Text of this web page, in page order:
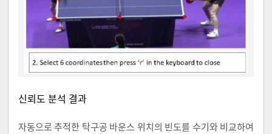
신뢰도 분석 결과
자동으로 추적한 탁구공 바운스 위치의 빈도를 수기와 비교하여